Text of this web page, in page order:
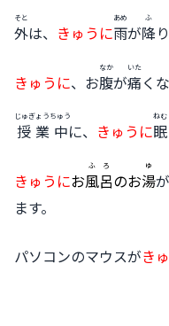
外
そと
は、 きゅうに雨
あめ
が降
ふ
り
きゅうに、お腹
なか
が痛
いた
く
授業中
じゅぎょうちゅう
に、 きゅうに眠
ねむ
きゅうにお風呂
ふろ
のお湯
ゆ
が
ます。
パソコンのマウスがき